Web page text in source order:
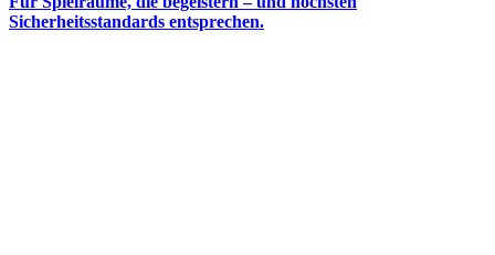
Sicherheitsstandards entsprechen.